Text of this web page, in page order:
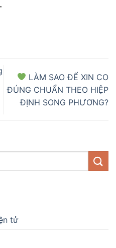
LÀM SAO ĐỂ XIN CO
ĐÚNG CHUẨN THEO HIỆP
ĐỊNH SONG PHƯƠNG?
tử